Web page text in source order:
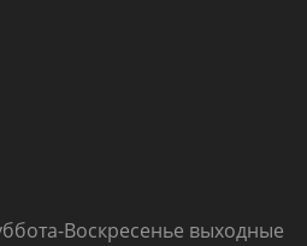
Воскресенье выходные